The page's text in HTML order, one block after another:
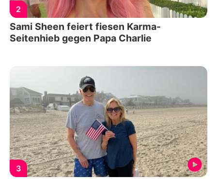
2
Sami Sheen feiert fiesen Karma-
Seitenhieb gegen Papa Charlie
3